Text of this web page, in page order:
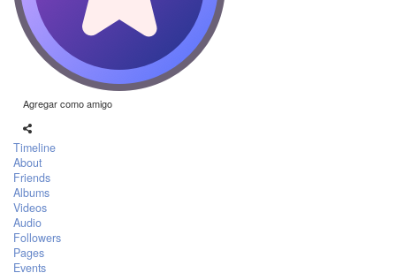
Agregar como amigo
Timeline
About
Friends
Albums
Videos
Audio
Followers
Pages
Events